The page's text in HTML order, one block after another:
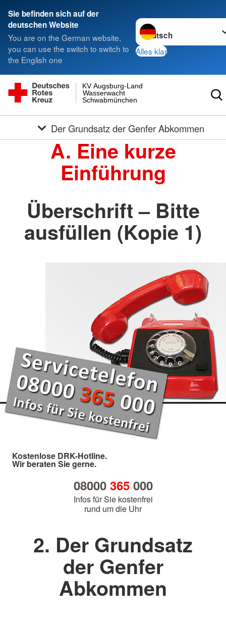
Sie befinden sich auf der
deutschen Website
You are on the German website,
you can use the switch to switch to
the English one
Sprache wechseln zu
Alles klar
Schwabmünchen
Wasserwacht
KV Augsburg-Land
Der Grundsatz der Genfer Abkommen
A. Eine kurze
Einführung
Überschrift – Bitte
ausfüllen (Kopie 1)
Kostenlose DRK-Hotline.
Wir beraten Sie gerne.
08000 365000
Infos für Sie kostenfrei
rund um die Uhr
2. Der Grundsatz
der Genfer
Abkommen